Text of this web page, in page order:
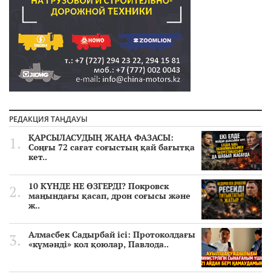
РЕДАКЦИЯ ТАҢДАУЫ
ҚАРСЫЛАСУДЫҢ ЖАҢА ФАЗАСЫ:
Соңғы 72 сағат соғыстың қай бағытқа
кет..
10 КҮНДЕ НЕ ӨЗГЕРДІ? Покровск
маңындағы қасап, дрон соғысы және
ж..
Алмасбек Садырбай ісі: Протоколдағы
«күмәнді» кол қоюлар, Павлода..